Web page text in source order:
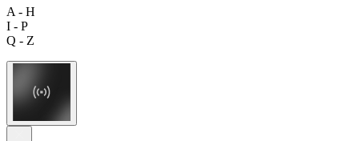
A - H
I - P
Q - Z